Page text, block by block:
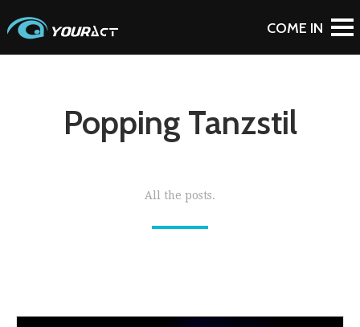
Popping Tanzstil
All the posts.